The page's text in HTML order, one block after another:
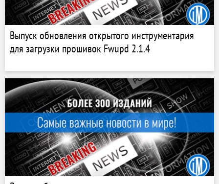
Выпуск обновления открытого инструментария
для загрузки прошивок Fwupd 2.1.4